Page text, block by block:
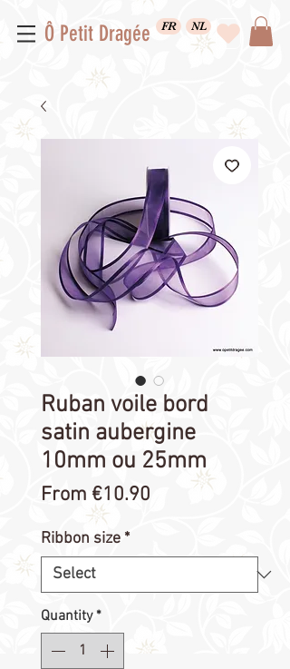
Ô Petit Dragée FR NL
Ruban voile bord
satin aubergine
10mm ou 25mm
From €10.90
Ribbon size *
Quantity *